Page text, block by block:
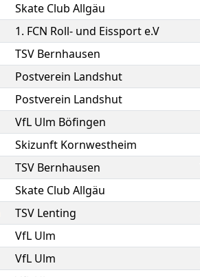
Skate Club Allgäu
1. FCN Roll- und Eissport e.V
TSV Bernhausen
Postverein Landshut
Postverein Landshut
VfL Ulm Böfingen
Skizunft Kornwestheim
TSV Bernhausen
Skate Club Allgäu
TSV Lenting
VfL Ulm
VfL Ulm